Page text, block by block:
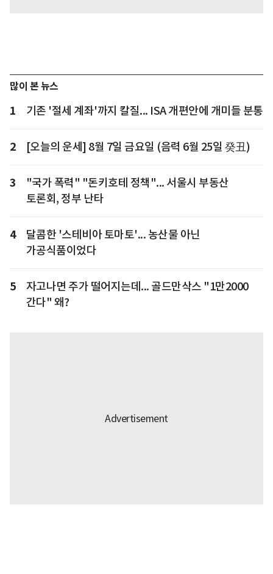
많이 본 뉴스
1 기존 '절세 계좌'까지 칼질... ISA 개편안에 개미들 분통
2 [오늘의 운세] 8월 7일 금요일 (음력 6월 25일 癸丑)
3
"국가 폭력" "돈키호테 정책"... 서울시 부동산
토론회, 정부 난타
4
달콤한 '스테비아 토마토'... 농산물 아닌
가공식품이었다
5
자고나면 주가 떨어지는데... 골드만삭스 "1만2000
간다" 왜?